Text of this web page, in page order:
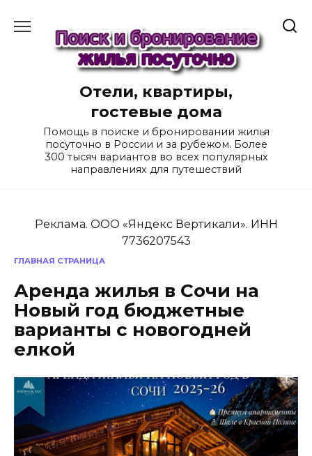
содержанию
Отели, квартиры,
гостевые дома
Помощь в поиске и бронировании жилья
посуточно в России и за рубежом. Более
300 тысяч вариантов во всех популярных
направлениях для путешествий
Реклама. ООО «Яндекс Вертикали». ИНН
7736207543
ГЛАВНАЯ СТРАНИЦА
Аренда жилья в Сочи на
Новый год бюджетные
варианты с новогодней
елкой